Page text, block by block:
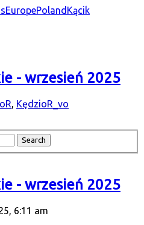
EuropePoland Kącik
- wrzesień 2025
, KędzioR_vo
- wrzesień 2025
6:11 am